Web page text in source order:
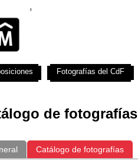
de fotografías
Catálogo de fotografías
Fotografías del CdF